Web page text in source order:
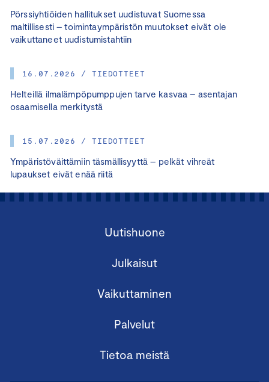
Pörssiyhtiöiden hallitukset uudistuvat Suomessa
maltillisesti – toimintaympäristön muutokset eivät ole
vaikuttaneet uudistumistahtiin
16.07.2026 / TIEDOTTEET
Helteillä ilmalämpöpumppujen tarve kasvaa – asentajan
osaamisella merkitystä
15.07.2026 / TIEDOTTEET
Ympäristöväittämiin täsmällisyyttä – pelkät vihreät
lupaukset eivät enää riitä
Uutishuone
Julkaisut
Vaikuttaminen
Palvelut
Tietoa meistä